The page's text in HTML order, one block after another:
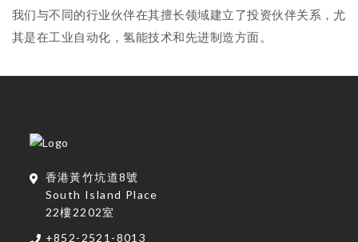
我们与不同的行业伙伴在其擅长领域建立了投资伙伴关系，尤
其是在工业自动化，氢能技术和先进制造方面。
香港黃竹坑道8號
South Island Place
22樓2202室
+852-2521-8013